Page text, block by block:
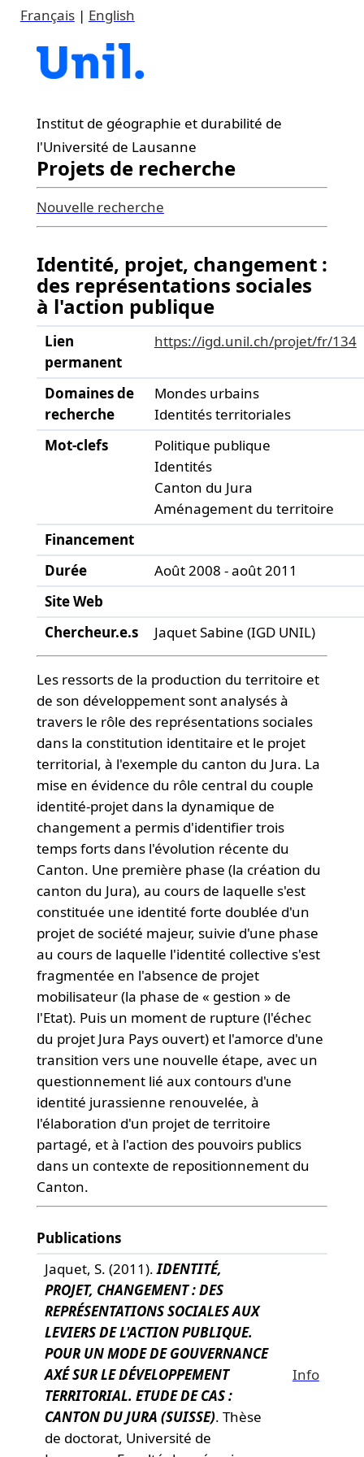
Français| English
Institut de géographie et durabilité de
l'Université de Lausanne
Projets de recherche
Nouvelle recherche
Identité, projet, changement :
des représentations sociales
à l'action publique
Lien
permanent
https://igd.unil.ch/projet/fr/134
Domaines de
recherche
Mondes urbains
Identités territoriales
Mot-clefs
Politique publique
Identités
Canton du Jura
Aménagement du territoire
Financement
Durée
Août 2008 - août 2011
Site Web
Chercheur.e.s
Jaquet Sabine (IGD UNIL)
Les ressorts de la production du territoire et
de son développement sont analysés à
travers le rôle des représentations sociales
dans la constitution identitaire et le projet
territorial, à l'exemple du canton du Jura. La
mise en évidence du rôle central du couple
identité-projet dans la dynamique de
changement a permis d'identifier trois
temps forts dans l'évolution récente du
Canton. Une première phase (la création du
canton du Jura), au cours de laquelle s'est
constituée une identité forte doublée d'un
projet de société majeur, suivie d'une phase
au cours de laquelle l'identité collective s'est
fragmentée en l'absence de projet
mobilisateur (la phase de « gestion » de
l'Etat). Puis un moment de rupture (l'échec
du projet Jura Pays ouvert) et l'amorce d'une
transition vers une nouvelle étape, avec un
questionnement lié aux contours d'une
identité jurassienne renouvelée, à
l'élaboration d'un projet de territoire
partagé, et à l'action des pouvoirs publics
dans un contexte de repositionnement du
Canton.
Publications
Jaquet, S. (2011).IDENTITÉ,
PROJET, CHANGEMENT : DES
REPRÉSENTATIONS SOCIALES AUX
LEVIERS DE L'ACTION PUBLIQUE.
POUR UN MODE DE GOUVERNANCE
AXÉ SUR LE DÉVELOPPEMENT
TERRITORIAL. ETUDE DE CAS :
CANTON DU JURA (SUISSE). Thèse
de doctorat, Université de
Info